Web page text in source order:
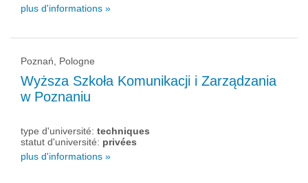
plus d'informations »
Poznań, Pologne
Wyższa Szkoła Komunikacji i Zarządzania
w Poznaniu
type d'université: techniques
statut d'université: privées
plus d'informations »